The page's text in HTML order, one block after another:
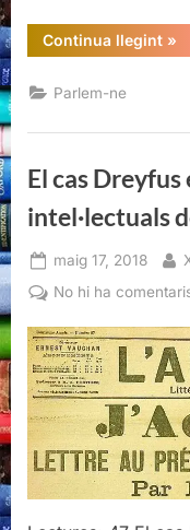
Continua llegint“El
cas
»
Parlem-ne
El cas
intel·lectuals
Posted
on
maig 17, 2018
No hi ha